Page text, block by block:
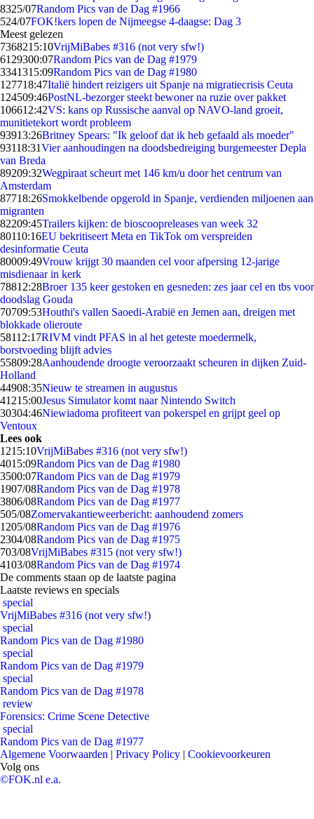
8325/07Random Pics van de Dag #1966
524/07FOK!kers lopen de Nijmeegse 4-daagse: Dag 3
Meest gelezen
7368215:10VrijMiBabes #316 (not very sfw!)
6129300:07Random Pics van de Dag #1979
3341315:09Random Pics van de Dag #1980
127718:47Italië hindert reizigers uit Spanje na migratiecrisis Ceuta
124509:46PostNL-bezorger steekt bewoner na ruzie over pakket
106612:42VS: kans op Russische aanval op NAVO-land groeit,
munitietekort wordt probleem
93913:26Britney Spears: "Ik geloof dat ik heb gefaald als moeder"
93118:31Vier aanhoudingen na doodsbedreiging burgemeester Depla
van Breda
89209:32Wegpiraat scheurt met 146 km/u door het centrum van
Amsterdam
87718:26Smokkelbende opgerold in Spanje, verdienden miljoenen aan
migranten
82209:45Trailers kijken: de bioscoopreleases van week 32
80110:16EU bekritiseert Meta en TikTok om verspreiden
desinformatie Ceuta
80009:49Vrouw krijgt 30 maanden cel voor afpersing 12-jarige
misdienaar in kerk
78812:28Broer 135 keer gestoken en gesneden: zes jaar cel en tbs voor
doodslag Gouda
70709:53Houthi's vallen Saoedi-Arabië en Jemen aan, dreigen met
blokkade olieroute
58112:17RIVM vindt PFAS in al het geteste moedermelk,
borstvoeding blijft advies
55809:28Aanhoudende droogte veroorzaakt scheuren in dijken Zuid-
Holland
44908:35Nieuw te streamen in augustus
41215:00Jesus Simulator komt naar Nintendo Switch
30304:46Niewiadoma profiteert van pokerspel en grijpt geel op
Ventoux
Lees ook
1215:10VrijMiBabes #316 (not very sfw!)
4015:09Random Pics van de Dag #1980
3500:07Random Pics van de Dag #1979
1907/08Random Pics van de Dag #1978
3806/08Random Pics van de Dag #1977
505/08Zomervakantieweerbericht: aanhoudend zomers
1205/08Random Pics van de Dag #1976
2304/08Random Pics van de Dag #1975
703/08VrijMiBabes #315 (not very sfw!)
4103/08Random Pics van de Dag #1974
De comments staan op de laatste pagina
Laatste reviews en specials
special
VrijMiBabes #316 (not very sfw!)
special
Random Pics van de Dag #1980
special
Random Pics van de Dag #1979
special
Random Pics van de Dag #1978
review
Forensics: Crime Scene Detective
special
Random Pics van de Dag #1977
Algemene Voorwaarden | Privacy Policy | Cookievoorkeuren
Volg ons
©FOK.nl e.a.